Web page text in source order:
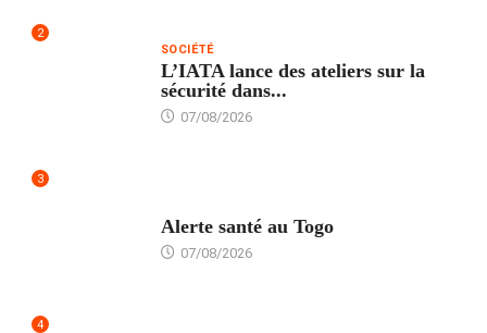
2
SOCIÉTÉ
L’IATA lance des ateliers sur la
sécurité dans...
07/08/2026
3
Alerte santé au Togo
07/08/2026
4